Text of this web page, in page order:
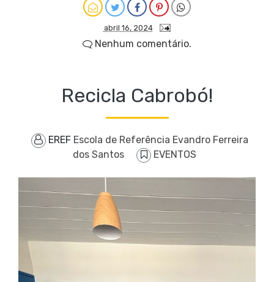
abril 16, 2024
Nenhum comentário.
Recicla Cabrobó!
EREF Escola de Referência Evandro Ferreira
dos Santos
EVENTOS